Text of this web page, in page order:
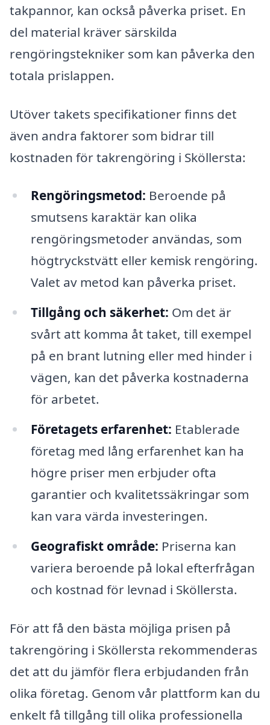
takpannor, kan också påverka priset. En
del material kräver särskilda
rengöringstekniker som kan påverka den
totala prislappen.
Utöver takets specifikationer finns det
även andra faktorer som bidrar till
kostnaden för takrengöring i Sköllersta:
Rengöringsmetod: Beroende på
smutsens karaktär kan olika
rengöringsmetoder användas, som
högtryckstvätt eller kemisk rengöring.
Valet av metod kan påverka priset.
Tillgång och säkerhet: Om det är
svårt att komma åt taket, till exempel
på en brant lutning eller med hinder i
vägen, kan det påverka kostnaderna
för arbetet.
Företagets erfarenhet: Etablerade
företag med lång erfarenhet kan ha
högre priser men erbjuder ofta
garantier och kvalitetssäkringar som
kan vara värda investeringen.
Geografiskt område: Priserna kan
variera beroende på lokal efterfrågan
och kostnad för levnad i Sköllersta.
För att få den bästa möjliga prisen på
takrengöring i Sköllersta rekommenderas
det att du jämför flera erbjudanden från
olika företag. Genom vår plattform kan du
enkelt få tillgång till olika professionella